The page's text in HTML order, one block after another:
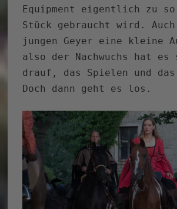
Equipment eigentlich zu so
Stück gebraucht wird.
jungen Geyer eine kleine
also der Nachwuchs hat es
drauf, das Spielen und das
Doch dann geht es los.